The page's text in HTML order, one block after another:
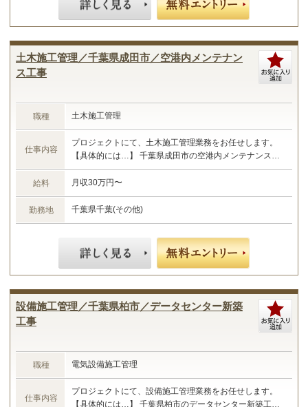
土木施工管理／千葉県成田市／空港内メンテナン
ス工事
職種 土木施工管理
仕事内容
プロジェクトにて、土木施工管理業務をお任せします。
【具体的には…】 千葉県成田市の空港内メンテナンス工
事における施工管理業務 ・現場管理全般（原価、工程、
安全、品質） ・予算管理、施工計画 ・現場工事の取りま
とめ ・書類作成 など ☆あなたのご経験やスキルに合わ
せた業務をお任せします☆
給料 月収30万円〜
勤務地 千葉県千葉(その他)
設備施工管理／千葉県柏市／データセンター新築
工事
職種 電気設備施工管理
仕事内容
プロジェクトにて、設備施工管理業務をお任せします。
【具体的には…】 千葉県柏市のデータセンター新築工事